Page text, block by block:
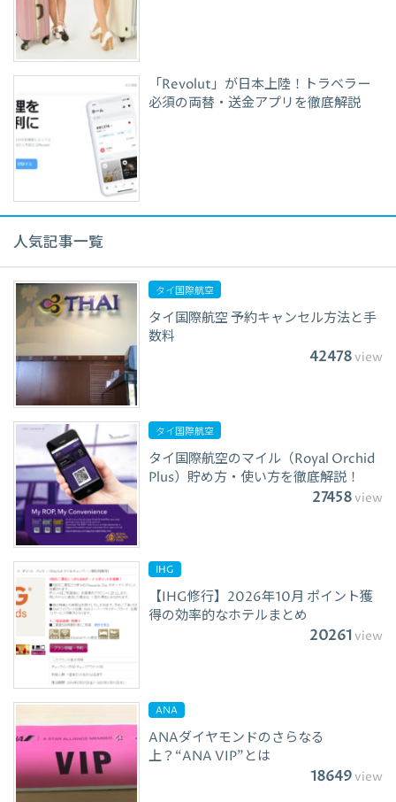
「Revolut」が日本上陸！トラベラー
必須の両替・送金アプリを徹底解説
人気記事一覧
タイ国際航空
タイ国際航空 予約キャンセル方法と手
数料
42478view
タイ国際航空
タイ国際航空のマイル（Royal Orchid
Plus）貯め方・使い方を徹底解説！
27458view
IHG
【IHG修行】2026年10月 ポイント獲
得の効率的なホテルまとめ
20261view
ANA
ANAダイヤモンドのさらなる
上？“ANA VIP”とは
18649view